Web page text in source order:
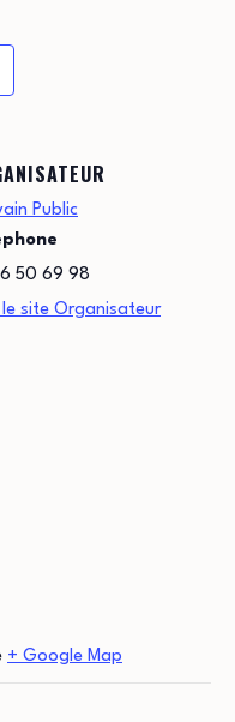
+ Google Map
Public
50 69 98
le site Organisateur